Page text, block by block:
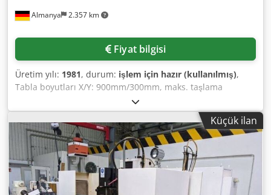
Almanya 2.357 km
Fiyat bilgisi
Üretim yılı: 1981, durum: işlem için hazır (kullanılmış),
Tabla boyutları X/Y: 900mm/300mm, maks. taşlama
uzunluğu: 900mm, maks. taşlama genişliği: 350mm, tabla-
mil merkezi arası maks. mesafe: 575mm, maks. tabla yükü:
670kg, maks. tabla boyuna/enine hareketi: 859mm/300mm,
taşlama mili devir hızı: 2800d/dk, taşlama taşı dış çapı
min./maks.: 400mm/165mm, 400mm için delik çapı:
127mm. Makine boyutları X/Y: yaklaşık 1100mm/1100mm,
ağırlık: yaklaşık 3100kg. Dokümantasyon mevcut. Yerinde
inceleme mümkündür. Dkodpfx Aox Tul Ueqgor
Küçük ilan